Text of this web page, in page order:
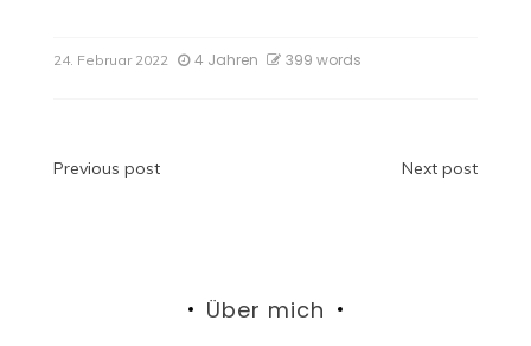
24. Februar 2022 4 Jahren 399 words
Beitragsnavigation
Previous post Next post
Über mich